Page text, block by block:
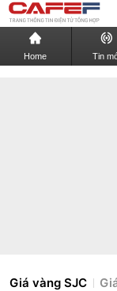
Home Tin
Giá vàng SJC